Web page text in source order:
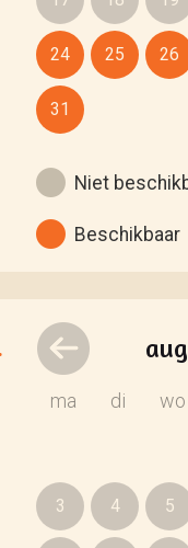
24 25 26
31
Niet
Beschikbaar
ma di wo
3 4 5